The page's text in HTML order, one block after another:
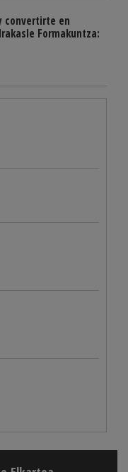
convertirte en
Formakuntza: